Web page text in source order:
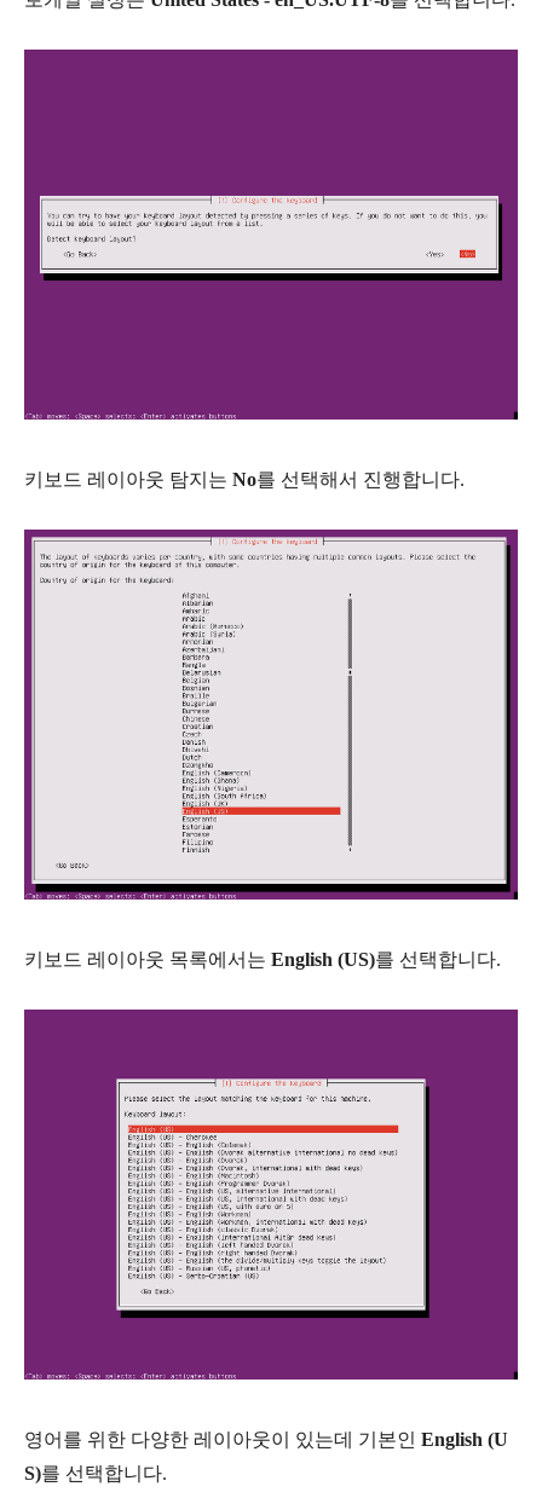
키보드 레이아웃 탐지는 No를 선택해서 진행합니다.
키보드 레이아웃 목록에서는 English (US)를 선택합니다.
영어를 위한 다양한 레이아웃이 있는데 기본인 English (U
S)를 선택합니다.